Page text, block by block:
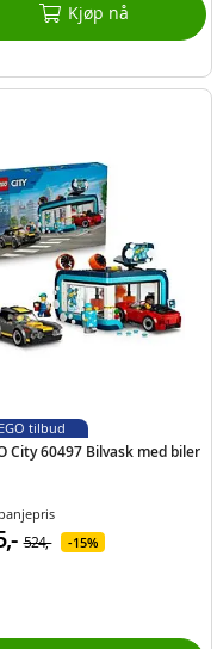
Kjøp nå
City 60497 Bilvask med biler
524,- 15%
tilbud